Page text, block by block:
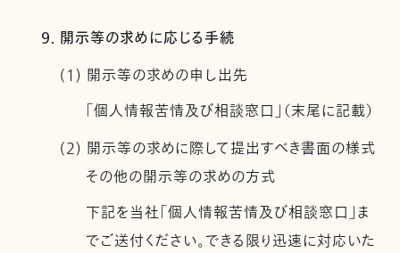
9. 開示等の求めに応じる手続
(1) 開示等の求めの申し出先
「個人情報苦情及び相談窓口」（末尾に記載）
(2) 開示等の求めに際して提出すべき書面の様式
その他の開示等の求めの方式
下記を当社「個人情報苦情及び相談窓口」ま
でご送付ください。できる限り迅速に対応いた